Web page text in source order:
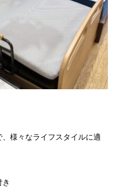
様々なライフスタイルに適